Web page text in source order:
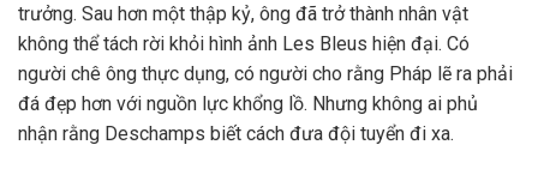
trưởng. Sau hơn một thập kỷ, ông đã trở thành nhân vật
không thể tách rời khỏi hình ảnh Les Bleus hiện đại. Có
người chê ông thực dụng, có người cho rằng Pháp lẽ ra phải
đá đẹp hơn với nguồn lực khổng lồ. Nhưng không ai phủ
nhận rằng Deschamps biết cách đưa đội tuyển đi xa.